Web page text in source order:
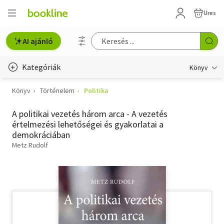
Üres
AI ajánló
Kategóriák Könyv
Életmód, egészség
Erotika
Gyermek- és ifjúsági
Könyv Történelem Politika
A politikai vezetés három arca - A vezetés
értelmezési lehetőségei és gyakorlatai a
demokráciában
Metz Rudolf